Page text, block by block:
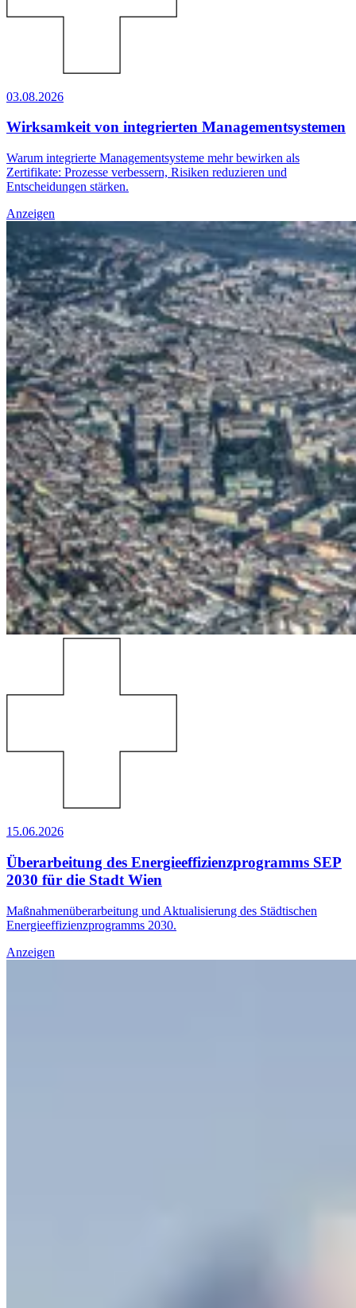
03.08.2026
Wirksamkeit von integrierten Managementsystemen
Warum integrierte Managementsysteme mehr bewirken als
Zertifikate: Prozesse verbessern, Risiken reduzieren und
Entscheidungen stärken.
Anzeigen
15.06.2026
Überarbeitung des Energieeffizienzprogramms SEP
2030 für die Stadt Wien
Maßnahmenüberarbeitung und Aktualisierung des Städtischen
Energieeffizienzprogramms 2030.
Anzeigen